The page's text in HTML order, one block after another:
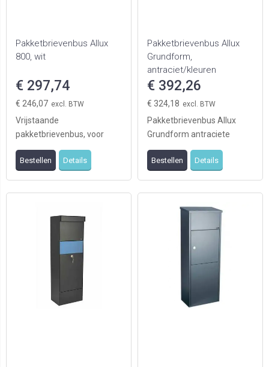
Pakketbrievenbus Allux
800, wit
€ 297,74
€ 246,07
Vrijstaande
pakketbrievenbus, voor
veilige ontvangst van grote
hoeveelheden post en
Bestellen Details
Pakketbrievenbus Allux
Grundform,
antraciet/kleuren
€ 392,26
€ 324,18
Pakketbrievenbus Allux
Grundform antraciete
uitvoering met 6
kleurpanelen, is de
Bestellen Details